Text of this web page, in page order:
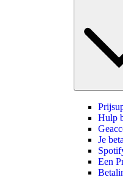
Hulp
Je
Een